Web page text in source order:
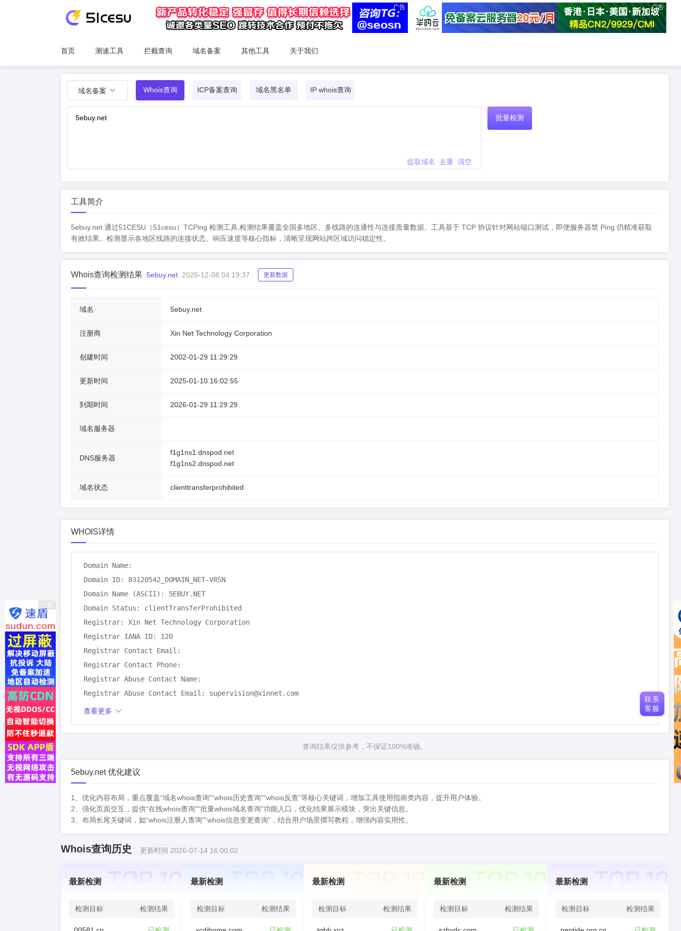
广告 广告
首页 测速工具 拦截查询 域名备案 其他工具 关于我们
域名备案 Whois查询 ICP备案查询 域名黑名单 IP whois查询
提取域名 去重 清空
批量检测
工具简介
5ebuy.net 通过51CESU（51cesu）TCPing 检测工具,检测结果覆盖全国多地区、多线路的连通性与连接质量数据。工具基于 TCP 协议针对网站端口测试，即便服务器禁 Ping 仍精准获取
有效结果。检测显示各地区线路的连接状态、响应速度等核心指标，清晰呈现网站跨区域访问稳定性。
Whois查询检测结果 5ebuy.net 2025-12-08 04:19:37 更新数据
域名 5ebuy.net
注册商 Xin Net Technology Corporation
创建时间 2002-01-29 11:29:29
更新时间 2025-01-10 16:02:55
到期时间 2026-01-29 11:29:29
域名服务器
DNS服务器
f1g1ns1.dnspod.net
f1g1ns2.dnspod.net
域名状态 clienttransferprohibited
WHOIS详情
Domain Name:
Domain ID: 83120542_DOMAIN_NET-VRSN
Domain Name (ASCII): 5EBUY.NET
Domain Status: clientTransferProhibited
Registrar: Xin Net Technology Corporation
Registrar IANA ID: 120
Registrar Contact Email:
Registrar Contact Phone:
Registrar Abuse Contact Name:
Registrar Abuse Contact Email: supervision@xinnet.com
Registrar Abuse Contact Phone: tel:+86.4008182233
Last Updated Date: 2025-01-10T08:02:55Z
RDAP Last Update: 2025-12-07T20:19:29Z
More Info on Status Codes: https://icann.org/epp
ICANN RDDS Inaccuracy Complaint Form: https://icann.org/wicf
查看更多
查询结果仅供参考，不保证100%准确。
5ebuy.net 优化建议
1、优化内容布局，重点覆盖“域名whois查询”“whois历史查询”“whois反查”等核心关键词，增加工具使用指南类内容，提升用户体验。
2、强化页面交互，提供“在线whois查询”“批量whois域名查询”功能入口，优化结果展示模块，突出关键信息。
3、布局长尾关键词，如“whois注册人查询”“whois信息变更查询”，结合用户场景撰写教程，增强内容实用性。
Whois查询历史 更新时间 2026-07-14 16:00:02
最新检测
检测目标 检测结果
最新检测
检测目标 检测结果
最新检测
检测目标 检测结果
最新检测
检测目标 检测结果
最新检测
检测目标 检测结果
广告
联系
客服